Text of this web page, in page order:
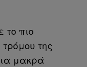
το πιο
της
μακρά